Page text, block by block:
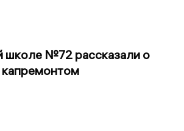
школе №72 рассказали о
капремонтом